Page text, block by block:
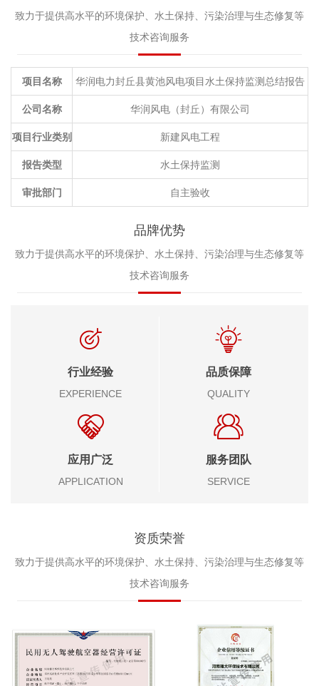
致力于提供高水平的环境保护、水土保持、污染治理与生态修复等
技术咨询服务
项目名称 华润电力封丘县黄池风电项目水土保持监测总结报告
公司名称 华润风电（封丘）有限公司
项目行业类别 新建风电工程
报告类型 水土保持监测
审批部门 自主验收
品牌优势
致力于提供高水平的环境保护、水土保持、污染治理与生态修复等
技术咨询服务
行业经验
EXPERIENCE
品质保障
QUALITY
应用广泛
APPLICATION
服务团队
SERVICE
资质荣誉
致力于提供高水平的环境保护、水土保持、污染治理与生态修复等
技术咨询服务